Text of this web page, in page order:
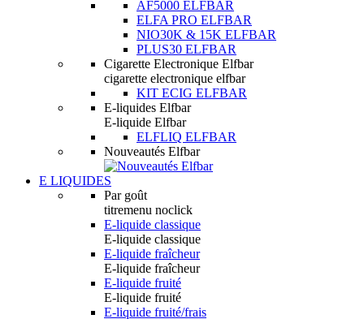
AF5000 ELFBAR
ELFA PRO ELFBAR
NIO30K & 15K ELFBAR
PLUS30 ELFBAR
Cigarette Electronique Elfbar
cigarette electronique elfbar
KIT ECIG ELFBAR
E-liquides Elfbar
E-liquide Elfbar
ELFLIQ ELFBAR
Nouveautés Elfbar
E LIQUIDES
Par goût
titremenu noclick
E-liquide classique
E-liquide classique
E-liquide fraîcheur
E-liquide fraîcheur
E-liquide fruité
E-liquide fruité
E-liquide fruité/frais